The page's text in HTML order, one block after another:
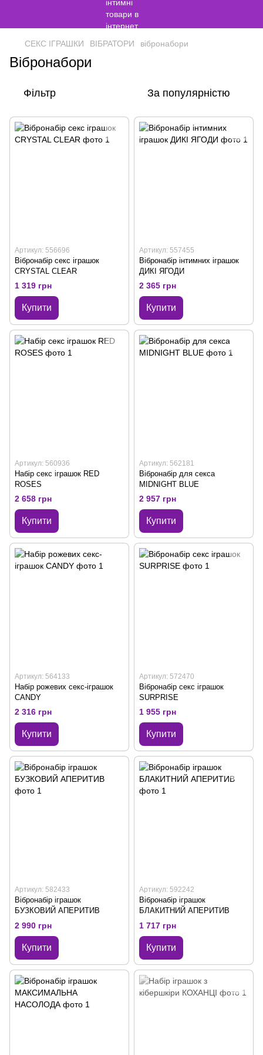
СЕКС ІГРАШКИ ВІБРАТОРИ вібронабори
Вібронабори
Фільтр За популярністю
Артикул: 556696
Вібронабір секс іграшок
CRYSTAL CLEAR
1 319 грн
Купити
Артикул: 557455
Вібронабір інтимних іграшок
ДИКІ ЯГОДИ
2 365 грн
Купити
Артикул: 560936
Набір секс іграшок RED
ROSES
2 658 грн
Купити
Артикул: 562181
Вібронабір для секса
MIDNIGHT BLUE
2 957 грн
Купити
Артикул: 564133
Набір рожевих секс-іграшок
CANDY
2 316 грн
Купити
Артикул: 572470
Вібронабір секс іграшок
SURPRISE
1 955 грн
Купити
Артикул: 582433
Вібронабір іграшок
БУЗКОВИЙ АПЕРИТИВ
2 990 грн
Купити
Артикул: 592242
Вібронабір іграшок
БЛАКИТНИЙ АПЕРИТИВ
1 717 грн
Купити